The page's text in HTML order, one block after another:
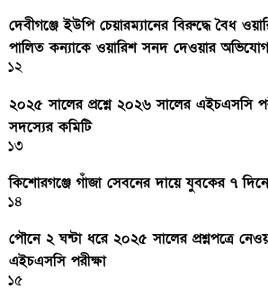
দেবীগঞ্জে ইউপি চেয়ারম্যানের বিরুদ্ধে বৈধ
পালিত কন্যাকে ওয়ারিশ সনদ দেওয়ার অভিযোগ
১২
২০২৫ সালের প্রশ্নে ২০২৬ সালের এইচএসসি
সদস্যের কমিটি
১৩
কিশোরগঞ্জে গাঁজা সেবনের দায়ে যুবকের ৭
১৪
পৌনে ২ ঘন্টা ধরে ২০২৫ সালের প্রশ্নপত্রে
এইচএসসি পরীক্ষা
১৫